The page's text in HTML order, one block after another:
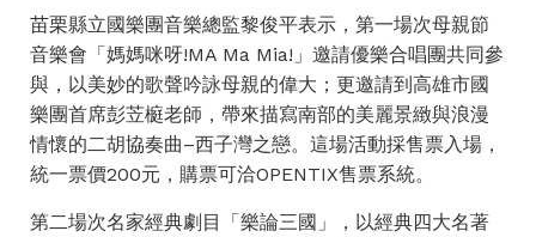
苗栗縣立國樂團音樂總監黎俊平表示，第一場次母親節
音樂會「媽媽咪呀!MA Ma Mia!」邀請優樂合唱團共同參
與，以美妙的歌聲吟詠母親的偉大；更邀請到高雄市國
樂團首席彭苙榳老師，帶來描寫南部的美麗景緻與浪漫
情懷的二胡協奏曲–西子灣之戀。這場活動採售票入場，
統一票價200元，購票可洽OPENTIX售票系統。
第二場次名家經典劇目「樂論三國」，以經典四大名著